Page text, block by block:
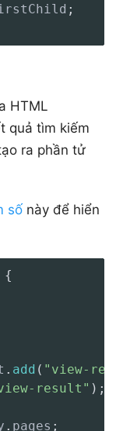
;
HTML
quả tìm kiếm
ra phần tử
sốnày để hiển
{
. add ( "view-
result" ) ;
. pages ;